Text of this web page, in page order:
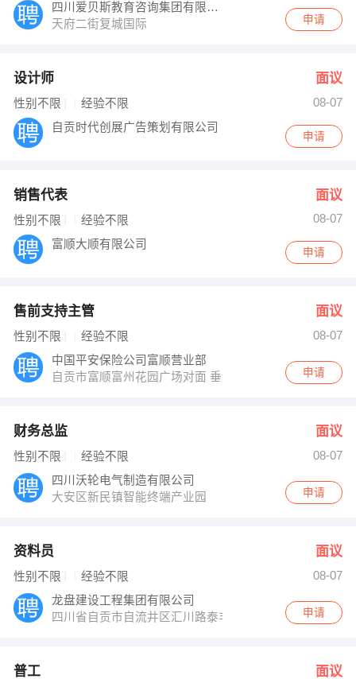
四川爱贝斯教育咨询集团有限公司
天府二街复城国际
申请
设计师 面议
性别不限 经验不限
08-07
自贡时代创展广告策划有限公司
申请
销售代表 面议
性别不限 经验不限
08-07
富顺大顺有限公司
申请
售前支持主管 面议
性别不限 经验不限
08-07
中国平安保险公司富顺营业部
自贡市富顺富州花园广场对面 垂询13320805188申请
财务总监 面议
性别不限 经验不限
08-07
四川沃轮电气制造有限公司
大安区新民镇智能终端产业园
申请
资料员 面议
性别不限 经验不限
08-07
龙盘建设工程集团有限公司
四川省自贡市自流井区汇川路泰丰南湖印象.御苑6栋3－2
申请
普工 面议